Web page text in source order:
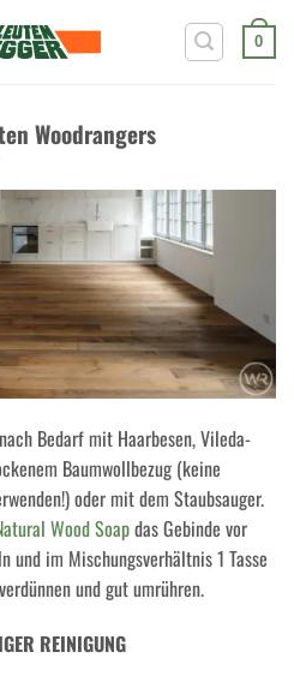
0
Woodrangers
Bedarf mit Haarbesen, Vileda-
Baumwollbezug (keine
oder mit dem Staubsauger.
Wood Soapdas Gebinde vor
und im Mischungsverhältnis 1 Tasse
und gut umrühren.
REINIGUNG